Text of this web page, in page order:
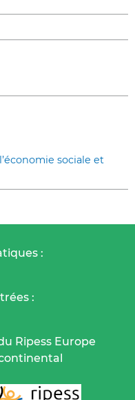
sociale et
:
:
Ripess Europe